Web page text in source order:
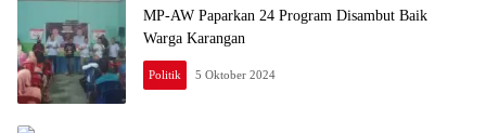
MP-AW Paparkan 24 Program Disambut Baik
Warga Karangan
Politik 5 Oktober 2024